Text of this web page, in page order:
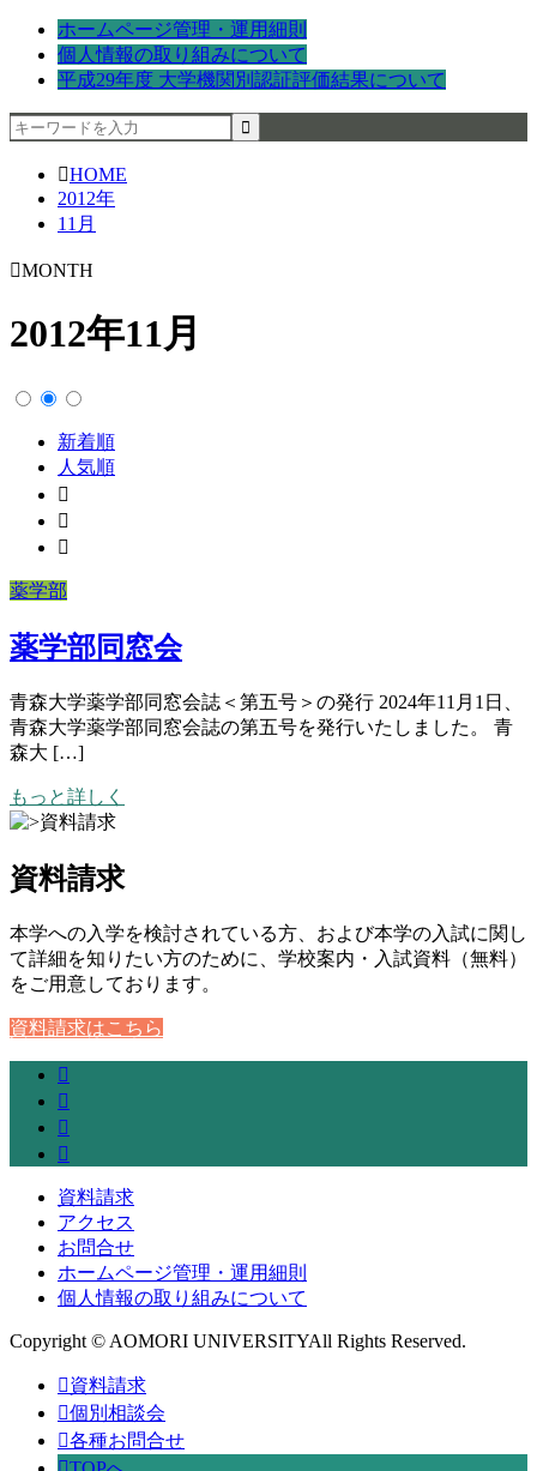
ホームページ管理・運用細則
個人情報の取り組みについて
平成29年度 大学機関別認証評価結果について
HOME
2012年
11月
MONTH
2012年11月
新着順
人気順
薬学部
薬学部同窓会
青森大学薬学部同窓会誌＜第五号＞の発行 2024年11月1日、
青森大学薬学部同窓会誌の第五号を発行いたしました。 青
森大 […]
もっと詳しく
資料請求
本学への入学を検討されている方、および本学の入試に関し
て詳細を知りたい方のために、学校案内・入試資料（無料）
をご用意しております。
資料請求はこちら
資料請求
アクセス
お問合せ
ホームページ管理・運用細則
個人情報の取り組みについて
Copyright © AOMORI UNIVERSITYAll Rights Reserved.
資料請求
個別相談会
各種お問合せ